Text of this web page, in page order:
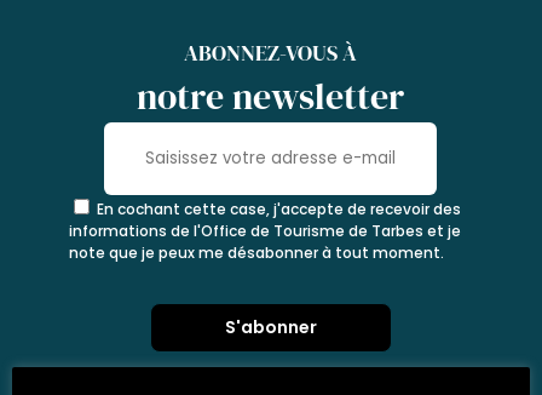
ABONNEZ-VOUS À
notre newsletter
En cochant cette case, j'accepte de recevoir des
informations de l'Office de Tourisme de Tarbes et je
note que je peux me désabonner à tout moment.